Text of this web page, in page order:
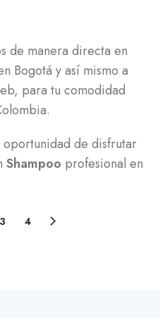
de manera directa en
Bogotá y así mismo a
para tu comodidad
de disfrutar
Shampoo profesional en
3 4